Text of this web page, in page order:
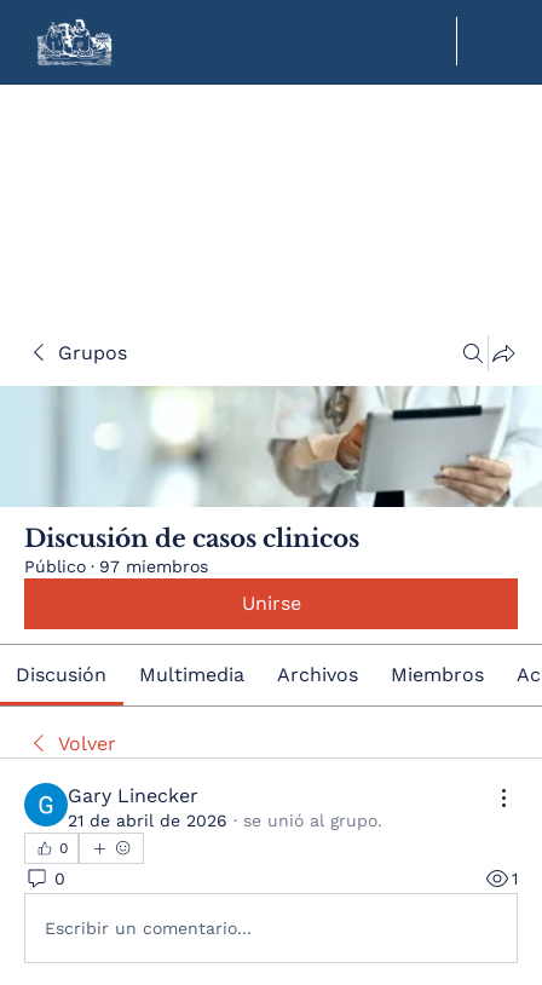
Grupos
Discusión de casos clinicos
Público · 97 miembros
Unirse
Discusión Multimedia Archivos Miembros
Volver
Gary Linecker
21 de abril de 2026 · se unió al grupo.
0
0 1
Escribir un comentario...